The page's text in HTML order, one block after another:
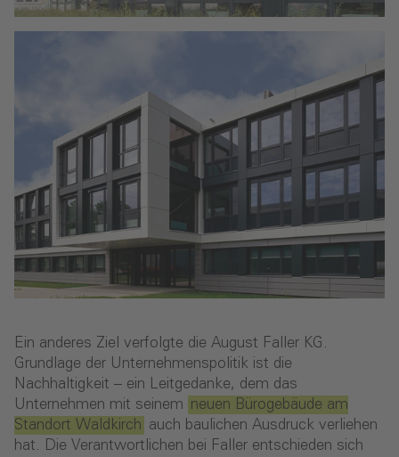
Ein anderes Ziel verfolgte die August Faller KG.
Grundlage der Unternehmenspolitik ist die
Nachhaltigkeit – ein Leitgedanke, dem das
Unternehmen mit seinem neuen Bürogebäude am
Standort Waldkirch auch baulichen Ausdruck verliehen
hat. Die Verantwortlichen bei Faller entschieden sich